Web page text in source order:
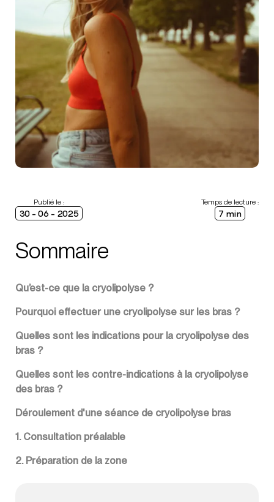
Publié le :
30 - 06 - 2025
Temps de lecture :
7 min
Sommaire
Qu’est-ce que la cryolipolyse ?
Pourquoi effectuer une cryolipolyse sur les bras ?
Quelles sont les indications pour la cryolipolyse des
bras ?
Quelles sont les contre-indications à la cryolipolyse
des bras ?
Déroulement d'une séance de cryolipolyse bras
1. Consultation préalable
2. Préparation de la zone